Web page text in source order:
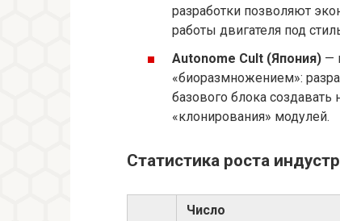
разработки позволяют
работы двигателя под
Autonome Cult (Япония) —
«биоразмножением»:
базового блока
«клонирования» модулей.
Статистика роста
Число